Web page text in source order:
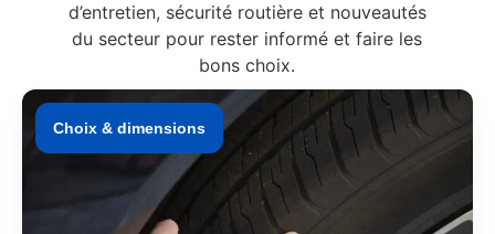
d’entretien, sécurité routière et nouveautés
du secteur pour rester informé et faire les
bons choix.
Choix & dimensions